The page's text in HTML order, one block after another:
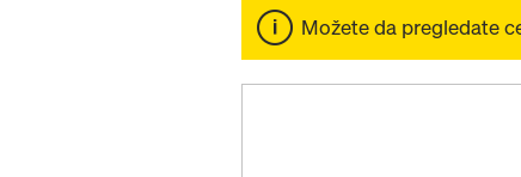
Možete da pregledate